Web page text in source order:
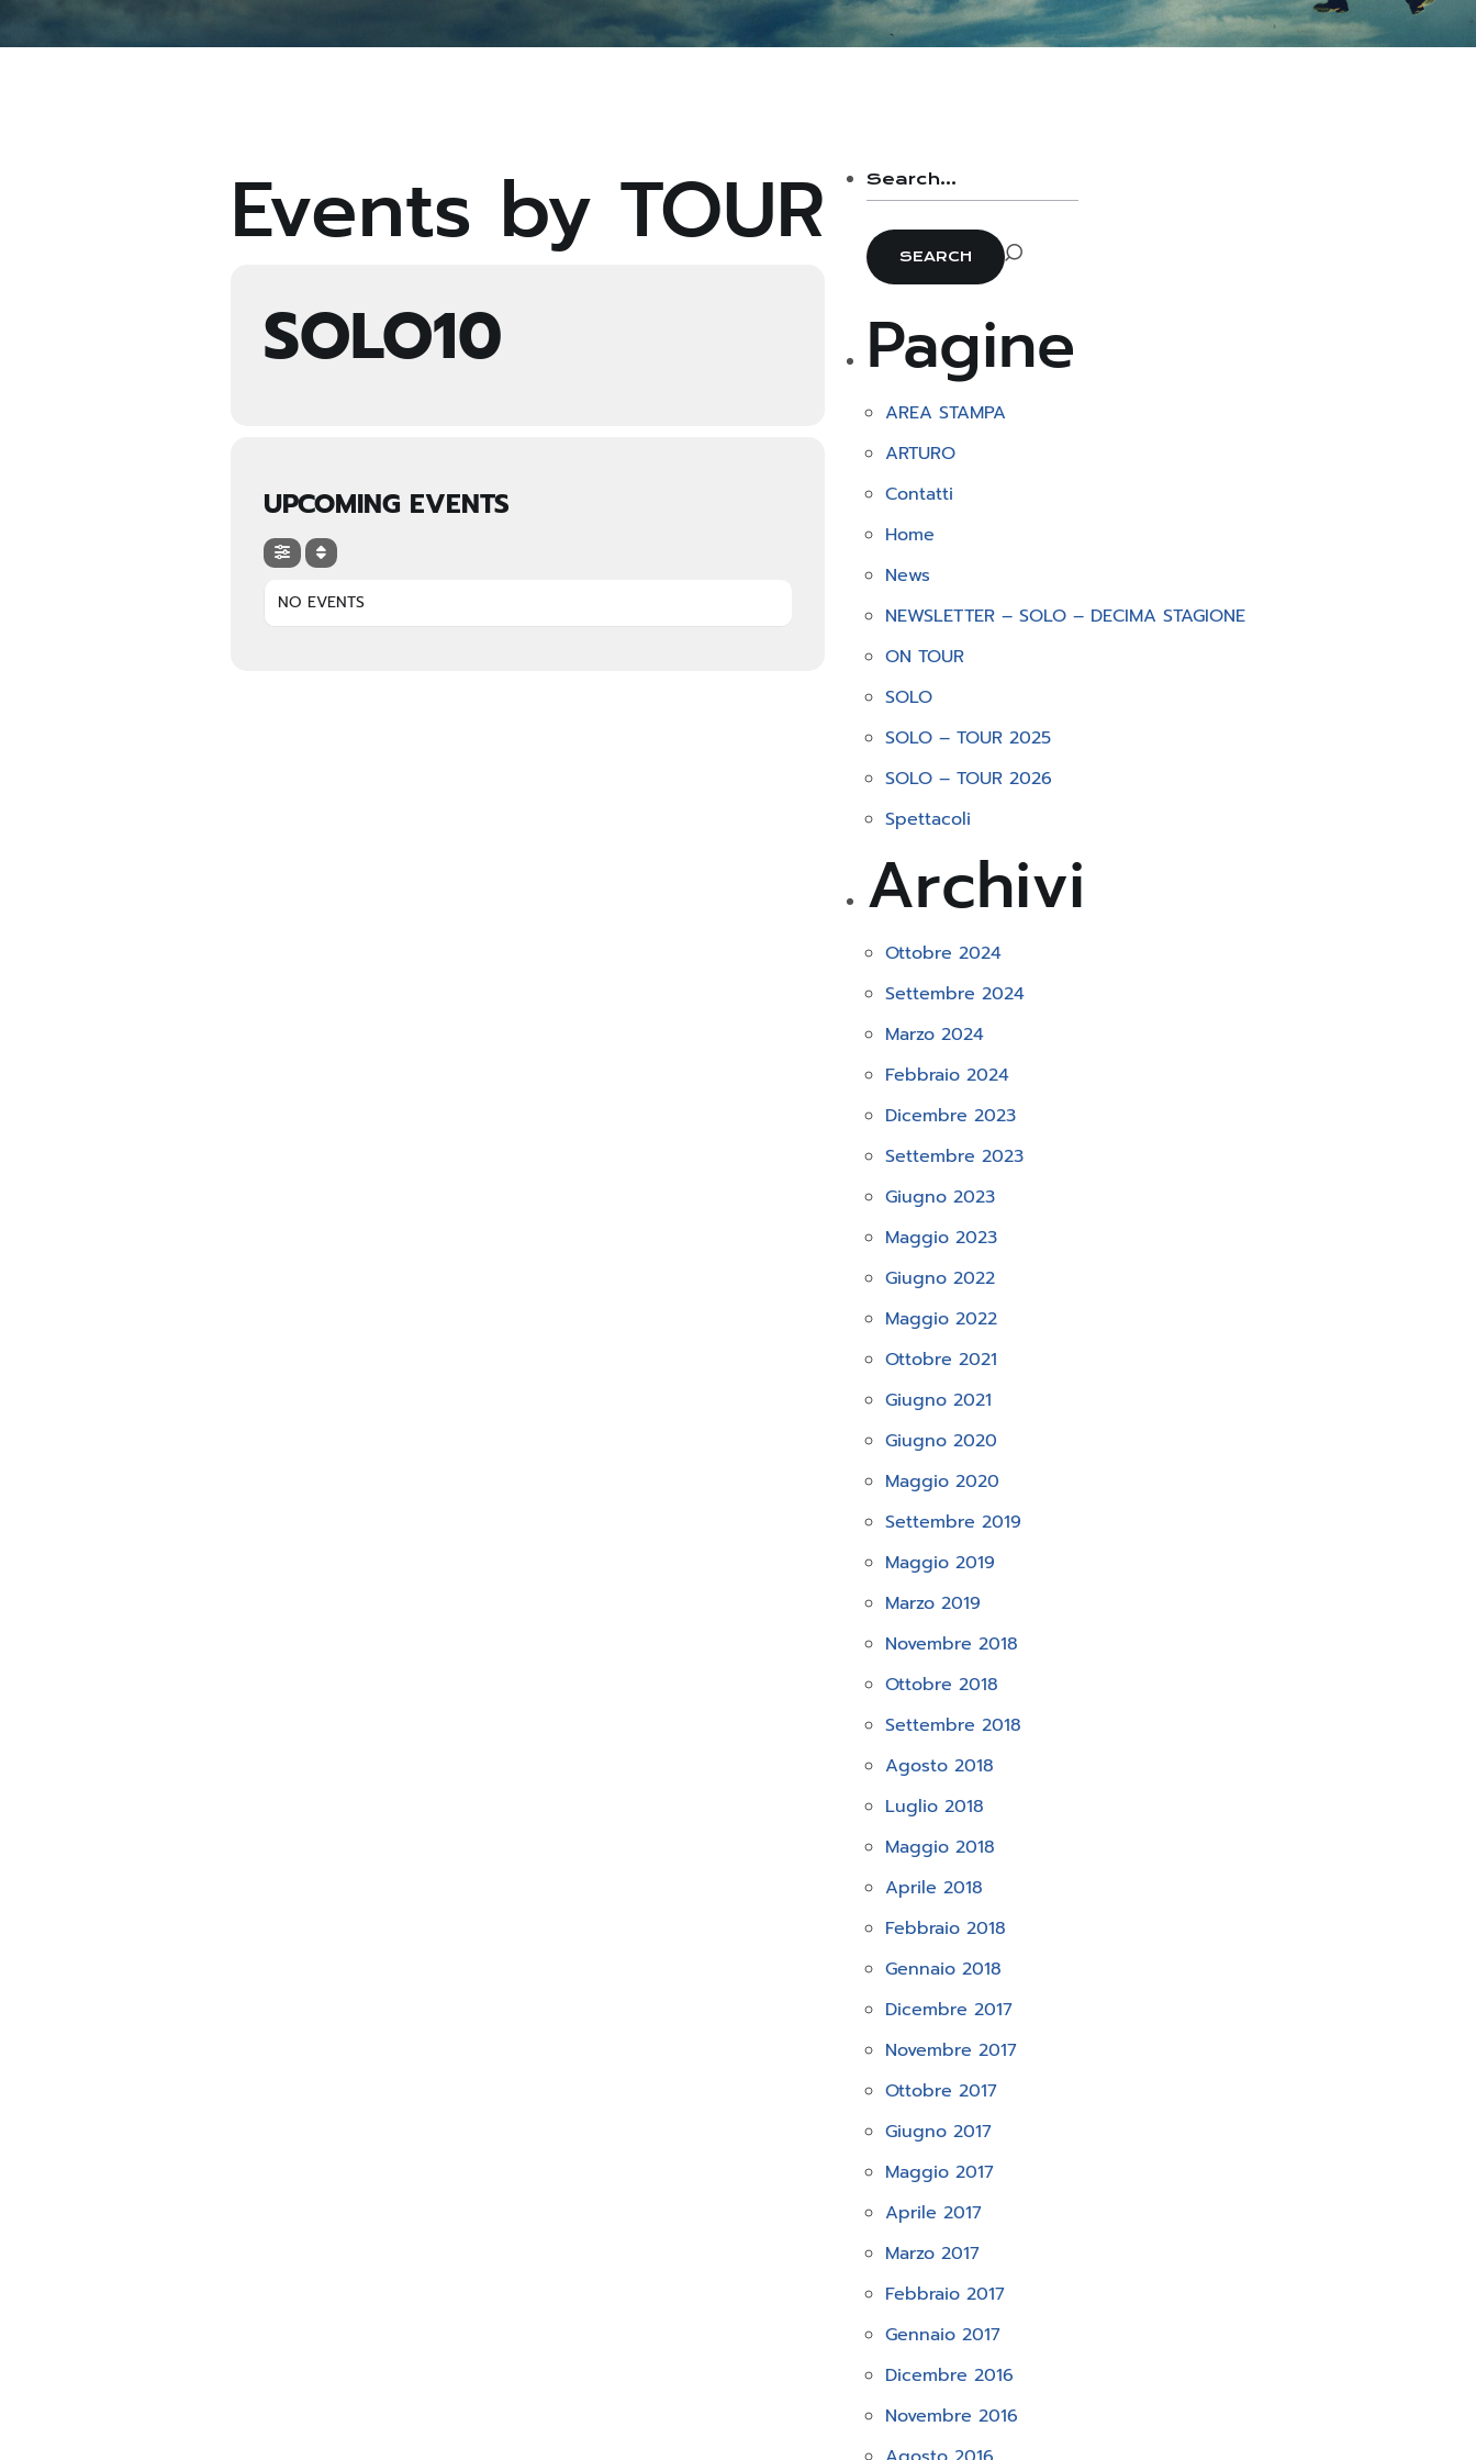
Events by TOUR
SOLO10
UPCOMING EVENTS
NO EVENTS
Pagine
AREA STAMPA
ARTURO
Contatti
Home
News
NEWSLETTER – SOLO – DECIMA STAGIONE
ON TOUR
SOLO
SOLO – TOUR 2025
SOLO – TOUR 2026
Spettacoli
Archivi
Ottobre 2024
Settembre 2024
Marzo 2024
Febbraio 2024
Dicembre 2023
Settembre 2023
Giugno 2023
Maggio 2023
Giugno 2022
Maggio 2022
Ottobre 2021
Giugno 2021
Giugno 2020
Maggio 2020
Settembre 2019
Maggio 2019
Marzo 2019
Novembre 2018
Ottobre 2018
Settembre 2018
Agosto 2018
Luglio 2018
Maggio 2018
Aprile 2018
Febbraio 2018
Gennaio 2018
Dicembre 2017
Novembre 2017
Ottobre 2017
Giugno 2017
Maggio 2017
Aprile 2017
Marzo 2017
Febbraio 2017
Gennaio 2017
Dicembre 2016
Novembre 2016